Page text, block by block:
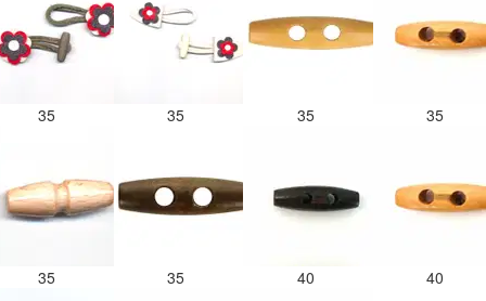
35 35 35 35
35 35 40 40